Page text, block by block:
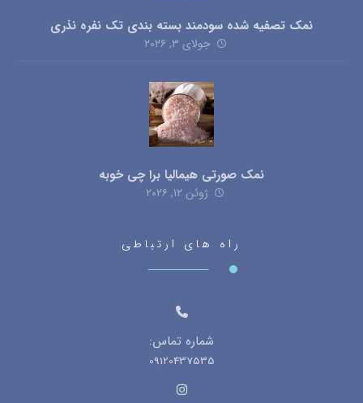
نمک تصفیه شده سودمند بسته بندی تک نفره نذری
جولای ۳, ۲۰۲۶
نمک صورتی هیمالیا برا چی خوبه
ژوئن ۱۲, ۲۰۲۶
راه های ارتباطی
شماره تماس:
09120437535